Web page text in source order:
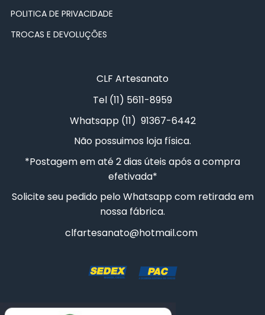
10 CAIXAS SAPATO 5X5X5CM
POLITICA DE PRIVACIDADE
TROCAS E DEVOLUÇÕES
CLF Artesanato
Tel (11) 5611-8959
Whatsapp (11) 91367-6442
Não possuimos loja física.
*Postagem em até 2 dias úteis após a compra
efetivada*
Solicite seu pedido pelo Whatsapp com retirada em
nossa fábrica.
clfartesanato@hotmail.com